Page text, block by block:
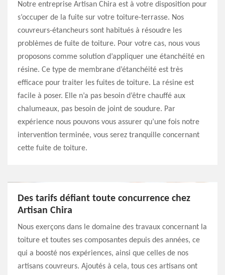
Notre entreprise Artisan Chira est à votre disposition pour
s’occuper de la fuite sur votre toiture-terrasse. Nos
couvreurs-étancheurs sont habitués à résoudre les
problèmes de fuite de toiture. Pour votre cas, nous vous
proposons comme solution d’appliquer une étanchéité en
résine. Ce type de membrane d’étanchéité est très
efficace pour traiter les fuites de toiture. La résine est
facile à poser. Elle n’a pas besoin d’être chauffé aux
chalumeaux, pas besoin de joint de soudure. Par
expérience nous pouvons vous assurer qu’une fois notre
intervention terminée, vous serez tranquille concernant
cette fuite de toiture.
Des tarifs défiant toute concurrence chez
Artisan Chira
Nous exerçons dans le domaine des travaux concernant la
toiture et toutes ses composantes depuis des années, ce
qui a boosté nos expériences, ainsi que celles de nos
artisans couvreurs. Ajoutés à cela, tous ces artisans ont